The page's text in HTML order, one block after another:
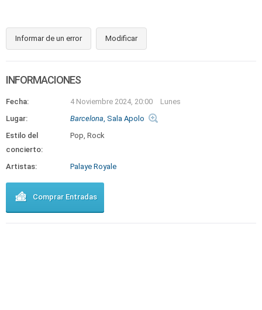
Informar de un error Modificar
INFORMACIONES
Fecha: 4 Noviembre 2024, 20:00
Lunes
Lugar:
Barcelona, Sala Apolo
Estilo del
concierto:
Pop, Rock
Artistas: Palaye Royale
Comprar Entradas